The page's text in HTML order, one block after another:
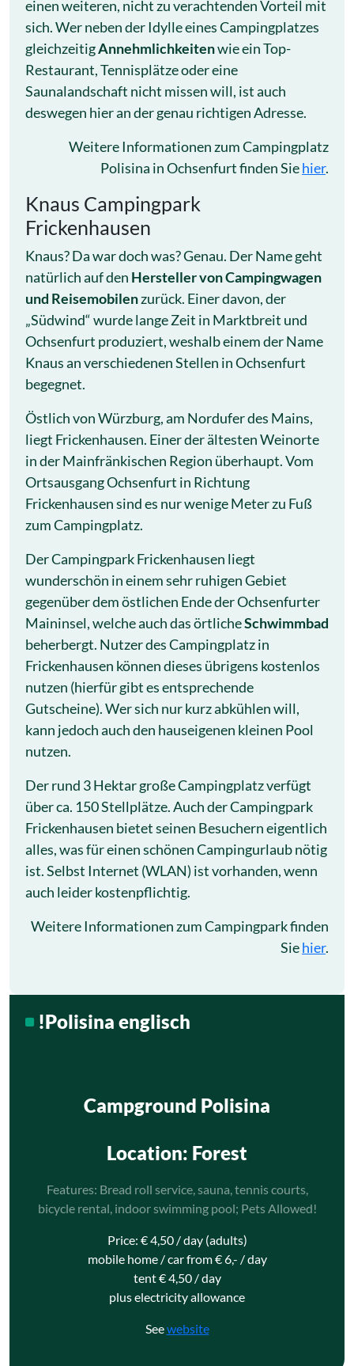
einen weiteren, nicht zu verachtenden Vorteil mit
sich. Wer neben der Idylle eines Campingplatzes
gleichzeitigAnnehmlichkeitenwie ein Top-
Restaurant, Tennisplätze oder eine
Saunalandschaft nicht missen will, ist auch
deswegen hier an der genau richtigen Adresse.
Weitere Informationen zum Campingplatz
Polisina in Ochsenfurt finden Siehier.
Knaus Campingpark
Frickenhausen
Knaus? Da war doch was? Genau. Der Name geht
natürlich auf den Hersteller von Campingwagen
und Reisemobilenzurück. Einer davon, der
„Südwind“ wurde lange Zeit in Marktbreit und
Ochsenfurt produziert, weshalb einem der Name
Knaus an verschiedenen Stellen in Ochsenfurt
begegnet.
Östlich von Würzburg, am Nordufer des Mains,
liegt Frickenhausen. Einer der ältesten Weinorte
in der Mainfränkischen Region überhaupt. Vom
Ortsausgang Ochsenfurt in Richtung
Frickenhausen sind es nur wenige Meter zu Fuß
zum Campingplatz.
Der Campingpark Frickenhausen liegt
wunderschön in einem sehr ruhigen Gebiet
gegenüber dem östlichen Ende der Ochsenfurter
Maininsel, welche auch das örtlicheSchwimmbad
beherbergt. Nutzer des Campingplatz in
Frickenhausen können dieses übrigens kostenlos
nutzen (hierfür gibt es entsprechende
Gutscheine). Wer sich nur kurz abkühlen will,
kann jedoch auch den hauseigenen kleinen Pool
nutzen.
Der rund 3 Hektar große Campingplatz verfügt
über ca. 150 Stellplätze. Auch der Campingpark
Frickenhausen bietet seinen Besuchern eigentlich
alles, was für einen schönen Campingurlaub nötig
ist. Selbst Internet (WLAN) ist vorhanden, wenn
auch leider kostenpflichtig.
Weitere Informationen zum Campingpark finden
Siehier.
!Polisina englisch
Campground Polisina
Location: Forest
Features: Bread roll service, sauna, tennis courts,
bicycle rental, indoor swimming pool; Pets Allowed!
Price: € 4,50 / day (adults)
mobile home / car from € 6,- / day
tent € 4,50 / day
plus electricity allowance
Seewebsite